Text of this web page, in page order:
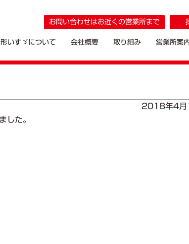
いすゞについて 会社概要 取り組み 営業所案
お問い合わせはお近くの営業所まで
2018年4月
した。